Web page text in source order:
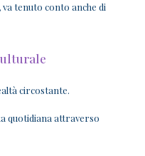
tenuto conto anche di
circostante.
quotidiana attraverso